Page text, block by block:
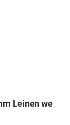
Leinen we